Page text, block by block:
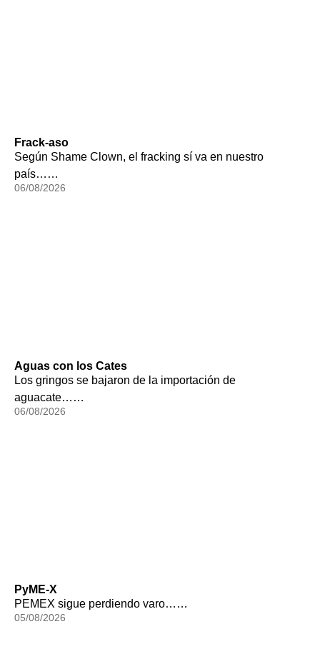
Frack-aso
Según Shame Clown, el fracking sí va en nuestro
país……
06/08/2026
Aguas con los Cates
Los gringos se bajaron de la importación de
aguacate……
06/08/2026
PyME-X
PEMEX sigue perdiendo varo……
05/08/2026